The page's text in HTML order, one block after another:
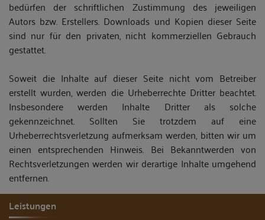
bedürfen der schriftlichen Zustimmung des jeweiligen
Autors bzw. Erstellers. Downloads und Kopien dieser Seite
sind nur für den privaten, nicht kommerziellen Gebrauch
gestattet.
Soweit die Inhalte auf dieser Seite nicht vom Betreiber
erstellt wurden, werden die Urheberrechte Dritter beachtet.
Insbesondere werden Inhalte Dritter als solche
gekennzeichnet. Sollten Sie trotzdem auf eine
Urheberrechtsverletzung aufmerksam werden, bitten wir um
einen entsprechenden Hinweis. Bei Bekanntwerden von
Rechtsverletzungen werden wir derartige Inhalte umgehend
entfernen.
Leistungen